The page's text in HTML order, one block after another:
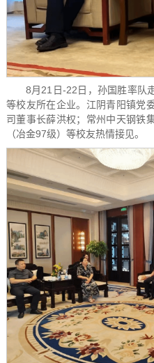
8月21日-22日，孙国胜率队
等校友所在企业。江阴青阳镇党
司董事长薛洪权；常州中天钢铁
（冶金97级）等校友热情接见。